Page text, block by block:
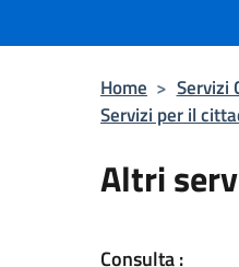
Home > Servizi
Servizi per il
Altri
Consulta :